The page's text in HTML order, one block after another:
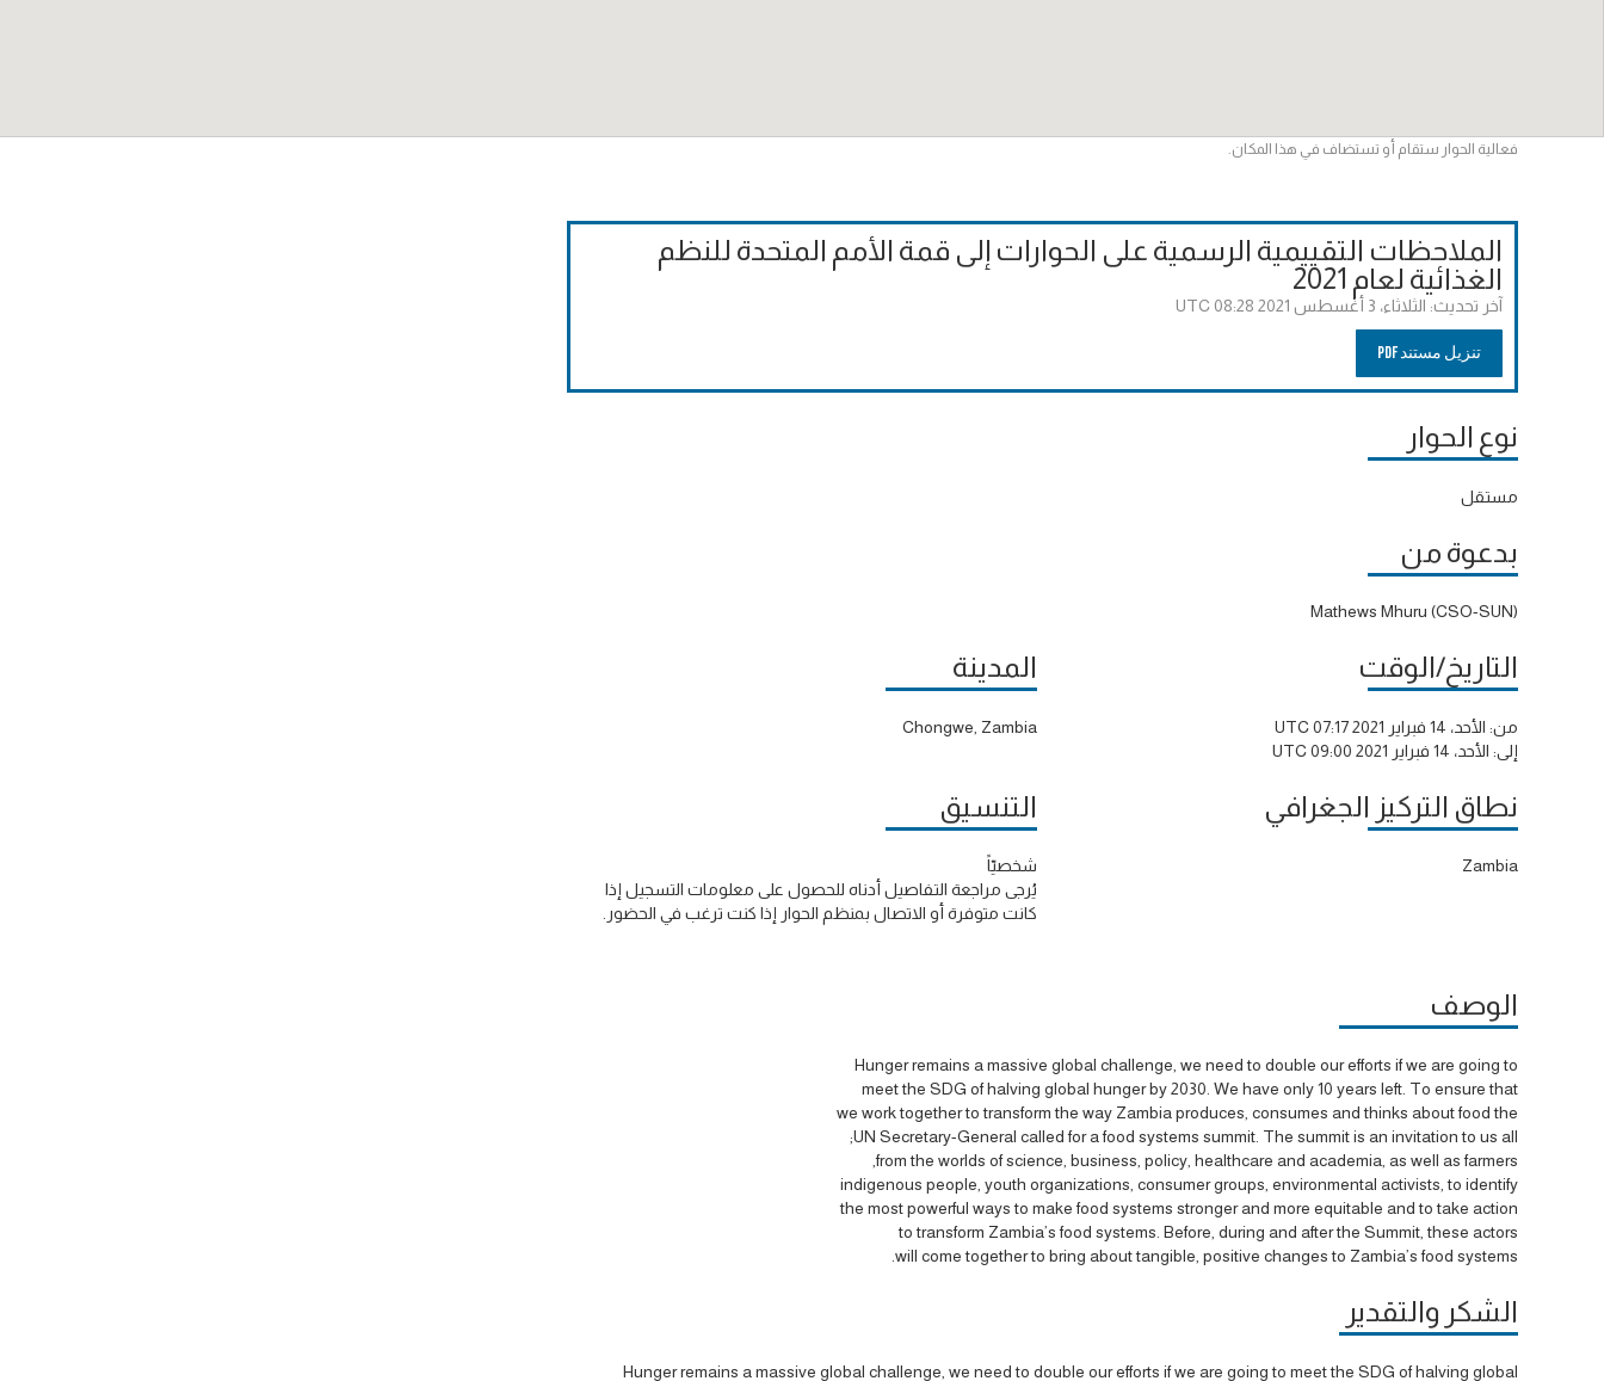
فعالية الحوار ستقام أو تستضاف في هذا المكان.
الملاحظات التقييمية الرسمية على الحوارات إلى قمة الأمم المتحدة للنظم
الغذائية لعام 2021
آخر تحديث: الثلاثاء، 3 أغسطس 2021 08:28 UTC
تنزيل مستند PDF
نوع الحوار
مستقل
بدعوة من
Mathews Mhuru (CSO-SUN)
التاريخ/الوقت
من: الأحد، 14 فبراير 2021 07:17 UTC
إلى: الأحد، 14 فبراير 2021 09:00 UTC
المدينة
Chongwe, Zambia
نطاق التركيز الجغرافي
Zambia
التنسيق
شخصيّاً
يُرجى مراجعة التفاصيل أدناه للحصول على معلومات التسجيل إذا
كانت متوفرة أو الاتصال بمنظم الحوار إذا كنت ترغب في الحضور.
الوصف
Hunger remains a massive global challenge, we need to double our efforts if we are going to
meet the SDG of halving global hunger by 2030. We have only 10 years left. To ensure that
we work together to transform the way Zambia produces, consumes and thinks about food the
UN Secretary-General called for a food systems summit. The summit is an invitation to us all;
from the worlds of science, business, policy, healthcare and academia, as well as farmers,
indigenous people, youth organizations, consumer groups, environmental activists, to identify
the most powerful ways to make food systems stronger and more equitable and to take action
to transform Zambia’s food systems. Before, during and after the Summit, these actors
will come together to bring about tangible, positive changes to Zambia’s food systems.
الشكر والتقدير
Hunger remains a massive global challenge, we need to double our efforts if we are going to meet the SDG of halving global